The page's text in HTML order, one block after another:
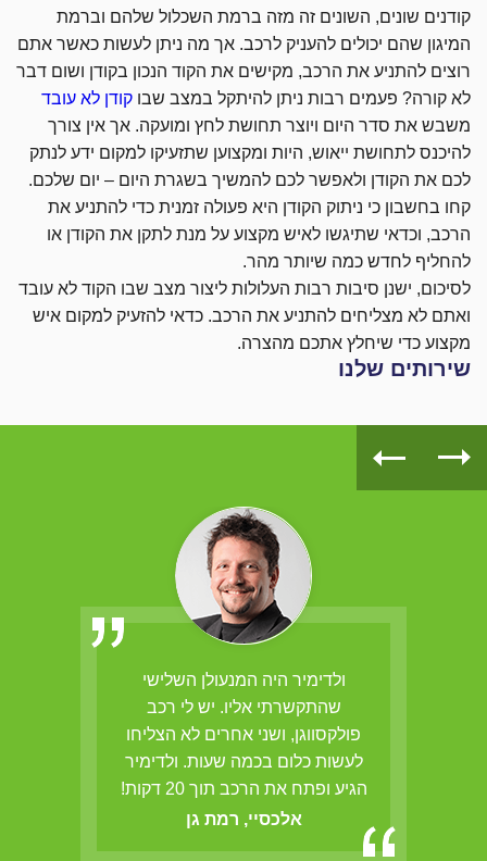
קודנים שונים, השונים זה מזה ברמת השכלול שלהם וברמת
המיגון שהם יכולים להעניק לרכב. אך מה ניתן לעשות כאשר אתם
רוצים להתניע את הרכב, מקישים את הקוד הנכון בקודן ושום דבר
לא קורה? פעמים רבות ניתן להיתקל במצב שבו קודן לא עובד
משבש את סדר היום ויוצר תחושת לחץ ומועקה. אך אין צורך
להיכנס לתחושת ייאוש, היות ומקצוען שתזעיקו למקום ידע לנתק
לכם את הקודן ולאפשר לכם להמשיך בשגרת היום – יום שלכם.
קחו בחשבון כי ניתוק הקודן היא פעולה זמנית כדי להתניע את
הרכב, וכדאי שתיגשו לאיש מקצוע על מנת לתקן את הקודן או
להחליף לחדש כמה שיותר מהר.
לסיכום, ישנן סיבות רבות העלולות ליצור מצב שבו הקוד לא עובד
ואתם לא מצליחים להתניע את הרכב. כדאי להזעיק למקום איש
מקצוע כדי שיחלץ אתכם מהצרה.
שירותים שלנו
ולדימיר היה המנעולן השלישי
שהתקשרתי אליו. יש לי רכב
פולקסווגן, ושני אחרים לא הצליחו
לעשות כלום בכמה שעות. ולדימיר
הגיע ופתח את הרכב תוך 20 דקות!
אלכסיי, רמת גן